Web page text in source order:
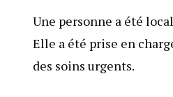
Une personne a été
Elle a été prise en
des soins urgents.